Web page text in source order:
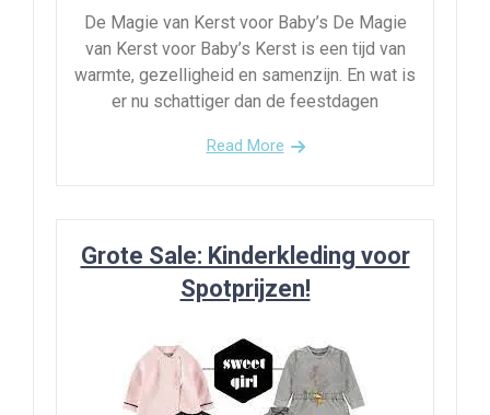
De Magie van Kerst voor Baby’s De Magie
van Kerst voor Baby’s Kerst is een tijd van
warmte, gezelligheid en samenzijn. En wat is
er nu schattiger dan de feestdagen
Read More
Grote Sale: Kinderkleding voor
Spotprijzen!